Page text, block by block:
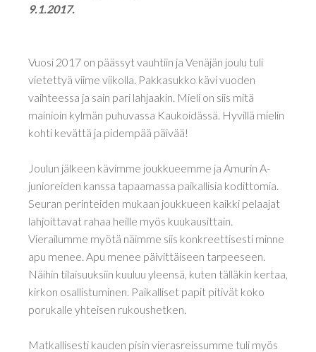
9.1.2017.
Vuosi 2017 on päässyt vauhtiin ja Venäjän joulu tuli
vietettyä viime viikolla. Pakkasukko kävi vuoden
vaihteessa ja sain pari lahjaakin. Mieli on siis mitä
mainioin kylmän puhuvassa Kaukoidässä. Hyvillä mielin
kohti kevättä ja pidempää päivää!
Joulun jälkeen kävimme joukkueemme ja Amurin A-
junioreiden kanssa tapaamassa paikallisia kodittomia.
Seuran perinteiden mukaan joukkueen kaikki pelaajat
lahjoittavat rahaa heille myös kuukausittain.
Vierailumme myötä näimme siis konkreettisesti minne
apu menee. Apu menee päivittäiseen tarpeeseen.
Näihin tilaisuuksiin kuuluu yleensä, kuten tälläkin kertaa,
kirkon osallistuminen. Paikalliset papit pitivät koko
porukalle yhteisen rukoushetken.
Matkallisesti kauden pisin vierasreissumme tuli myös